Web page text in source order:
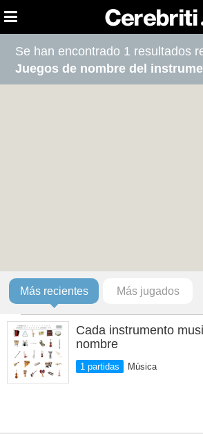
Se han encontrado 1 resultados
Juegos de nombre del
Más recientes Más jugados
Cada instrumento
nombre
1 partidas Música